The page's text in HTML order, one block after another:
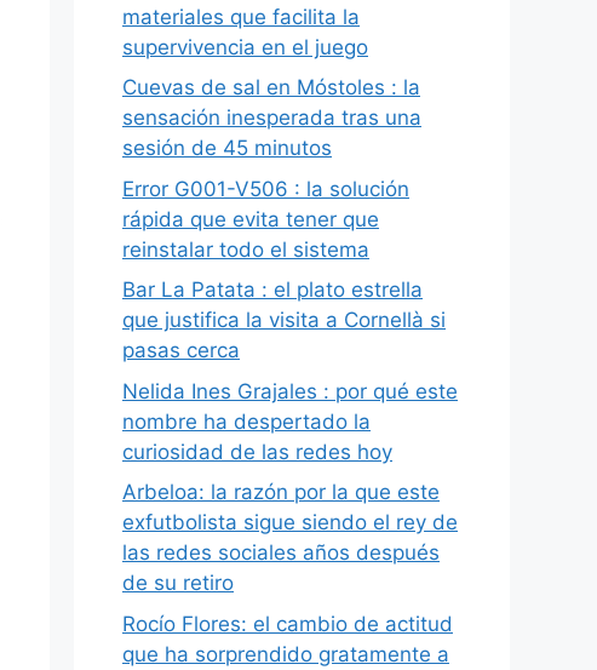
materiales que facilita la
supervivencia en el juego
Cuevas de sal en Móstoles : la
sensación inesperada tras una
sesión de 45 minutos
Error G001-V506 : la solución
rápida que evita tener que
reinstalar todo el sistema
Bar La Patata : el plato estrella
que justifica la visita a Cornellà si
pasas cerca
Nelida Ines Grajales : por qué este
nombre ha despertado la
curiosidad de las redes hoy
Arbeloa: la razón por la que este
exfutbolista sigue siendo el rey de
las redes sociales años después
de su retiro
Rocío Flores: el cambio de actitud
que ha sorprendido gratamente a